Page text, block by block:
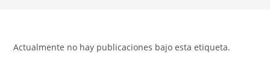
Actualmente no hay publicaciones bajo esta etiqueta.